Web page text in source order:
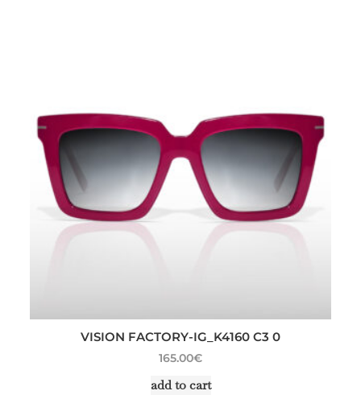
VISION FACTORY-IG_K4160 C3 0
165.00€
add to cart